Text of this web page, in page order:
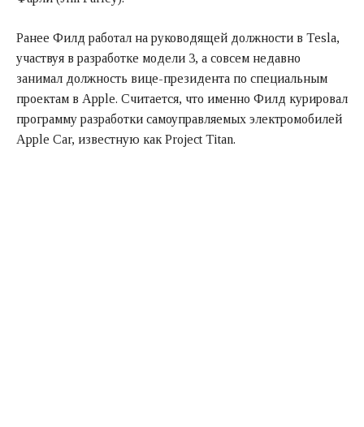
Ранее Филд работал на руководящей должности в Tesla,
участвуя в разработке модели 3, а совсем недавно
занимал должность вице-президента по специальным
проектам в Apple. Считается, что именно Филд курировал
программу разработки самоуправляемых электромобилей
Apple Car, известную как Project Titan.